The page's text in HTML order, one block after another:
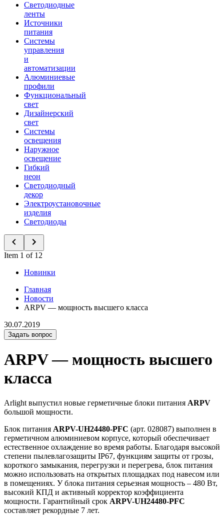
Светодиодные
ленты
Источники
питания
Системы
управления
и
автоматизации
Алюминиевые
профили
Функциональный
свет
Дизайнерский
свет
Системы
освещения
Наружное
освещение
Гибкий
неон
Светодиодный
декор
Электроустановочные
изделия
Светодиоды
Item 1 of 12
Новинки
Главная
Новости
ARPV — мощность высшего класса
30.07.2019
Задать вопрос
ARPV — мощность высшего
класса
Arlight выпустил новые герметичные блоки питания ARPV
большой мощности.
Блок питания ARPV-UH24480-PFC (арт. 028087) выполнен в
герметичном алюминиевом корпусе, который обеспечивает
естественное охлаждение во время работы. Благодаря высокой
степени пылевлагозащиты IP67, функциям защиты от грозы,
короткого замыкания, перегрузки и перегрева, блок питания
можно использовать на открытых площадках под навесом или
в помещениях. У блока питания серьезная мощность – 480 Вт,
высокий КПД и активный корректор коэффициента
мощности. Гарантийный срок ARPV-UH24480-PFC
составляет рекордные 7 лет.